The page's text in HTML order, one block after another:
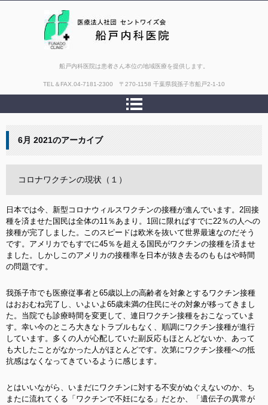
船戸内科医院は患者さん本位の地域医療を提供します。
TEL＆FAX. 04-7181-2300 〒270-1158 千葉県我孫子市船戸2-1-10
6月 2021のアーカイブ
コロナワクチンの現状（１）
日本では今、新型コロナウィルスワクチンの接種が進んでいます。2回接
種を済ませた国民は全体の11％あまり。1回に限ればすでに22％の人への
接種が完了しました。このスピードは欧米を抜いて世界最速なのだそう
です。アメリカでもすでに45％を超える国民がワクチンの接種を済ませ
ました。しかしこのアメリカの接種率を日本が抜き去るのももはや時間
の問題です。
我孫子市でも医療従事者と65歳以上の高齢者を対象とするワクチン接種
はおおむね完了し、いよいよ65歳未満の住民にその対象が移ってきまし
た。当院でも診療時間を変更して、連日ワクチン接種をおこなっていま
す。幸い今のところ大きなトラブルもなく、順調にワクチン接種が進行
しています。多くの人が心配していた副反応もほとんどないか、あって
も大したことがなかった人がほとんどです。次第にワクチン接種への抵
抗感はなくなってきているように感じます。
とはいいながら、いまだにワクチンに対する不安がぬぐえないのか、ち
またに流れてくる「ワクチンで不妊になる」だとか、「遺伝子の異常が